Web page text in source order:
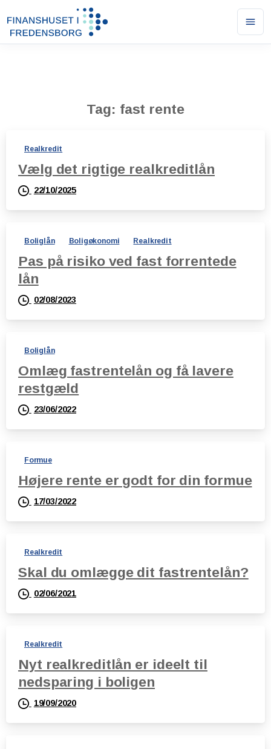
Tag: fast rente
Realkredit
Vælg det rigtige realkreditlån
22/10/2025
Boliglån Boligøkonomi Realkredit
Pas på risiko ved fast forrentede
lån
02/08/2023
Boliglån
Omlæg fastrentelån og få lavere
restgæld
23/06/2022
Formue
Højere rente er godt for din formue
17/03/2022
Realkredit
Skal du omlægge dit fastrentelån?
02/06/2021
Realkredit
Nyt realkreditlån er ideelt til
nedsparing i boligen
19/09/2020